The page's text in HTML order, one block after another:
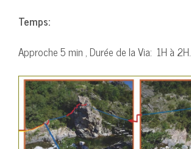
Temps:
Approche 5 min , Durée de la Via: 1H à 2H.